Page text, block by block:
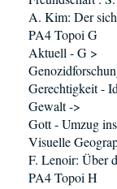
A. Kim: Der
PA4 Topoi G
Aktuell - G >
Gerechtigkeit -
Gewalt ->
Gott - Umzug
Visuelle
F. Lenoir: Über
PA4 Topoi H